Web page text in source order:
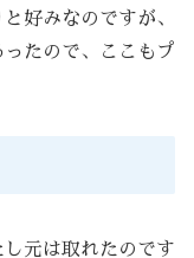
好みなのですが、
たので、ここもプ
元は取れたのです